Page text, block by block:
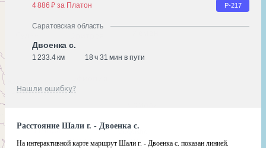
4 886 ₽ за Платон
Р-217
Саратовская область
Двоенка с.
1 233.4 км 18 ч 31 мин в пути
Нашли ошибку?
Расстояние Шали г. - Двоенка с.
На интерактивной карте маршрут Шали г. - Двоенка с. показан линией.